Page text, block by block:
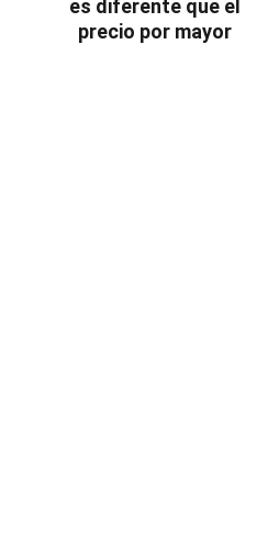
es diferente que el
precio por mayor